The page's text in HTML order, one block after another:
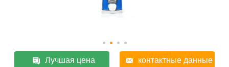
Лучшая цена контактные данные